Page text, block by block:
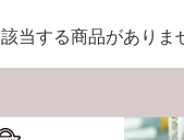
該当する商品がありま